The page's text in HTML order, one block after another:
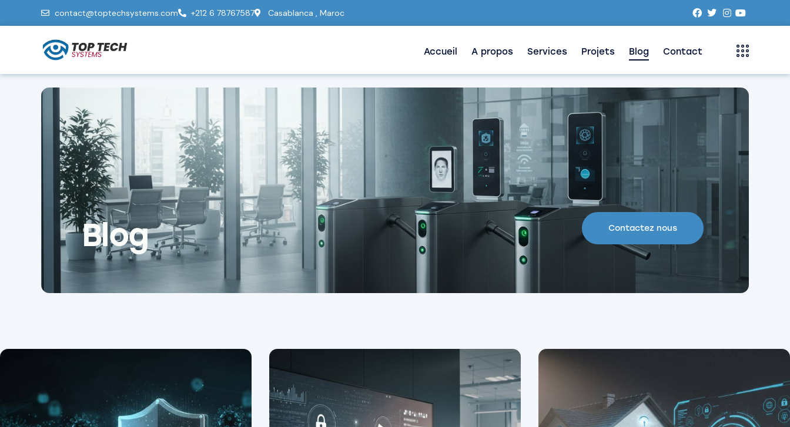
contact@toptechsystems.com +212 6 78767587 Casablanca , Maroc
Accueil A propos Services Projets Blog Contact
Blog Contactez nous